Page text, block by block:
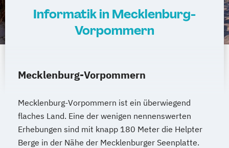
Informatik in Mecklenburg-
Vorpommern
Mecklenburg-Vorpommern
Mecklenburg-Vorpommern ist ein überwiegend
flaches Land. Eine der wenigen nennenswerten
Erhebungen sind mit knapp 180 Meter die Helpter
Berge in der Nähe der Mecklenburger Seenplatte.